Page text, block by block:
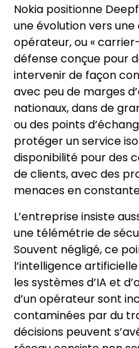
Nokia positionne
une évolution vers
opérateur, ou «
défense conçue pour
intervenir de façon
avec peu de marges
nationaux, dans de
ou des points
protéger un service
disponibilité pour des
de clients, avec des
menaces en
L’entreprise insiste
une télémétrie de
Souvent négligé, ce
l’intelligence
les systèmes d’IA et
d’un opérateur sont
contaminées par du
décisions peuvent